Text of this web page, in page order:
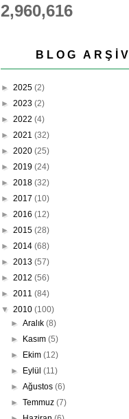
2,960,616
BLOG ARŞIV
► 2025 (2)
► 2023 (2)
► 2022 (4)
► 2021 (32)
► 2020 (25)
► 2019 (24)
► 2018 (32)
► 2017 (10)
► 2016 (12)
► 2015 (28)
► 2014 (68)
► 2013 (57)
► 2012 (56)
► 2011 (84)
▼ 2010 (100)
►Aralık(8)
► Kasım(5)
► Ekim(12)
► Eylül(11)
►Ağustos(6)
►Temmuz(7)